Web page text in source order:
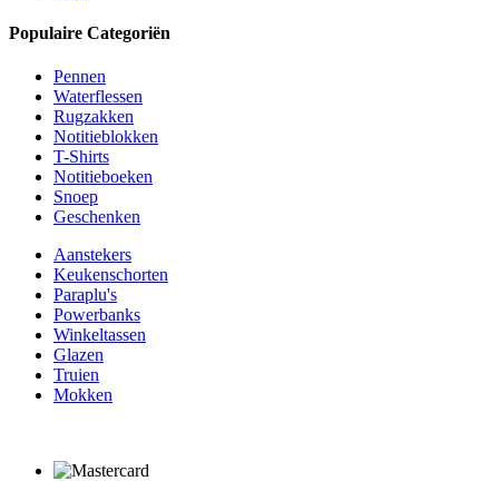
Populaire Categoriën
Pennen
Waterflessen
Rugzakken
Notitieblokken
T-Shirts
Notitieboeken
Snoep
Geschenken
Aanstekers
Keukenschorten
Paraplu's
Powerbanks
Winkeltassen
Glazen
Truien
Mokken